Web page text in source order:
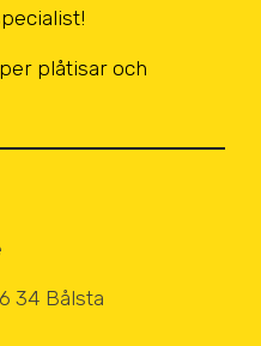
plåtisar och
34 Bålsta